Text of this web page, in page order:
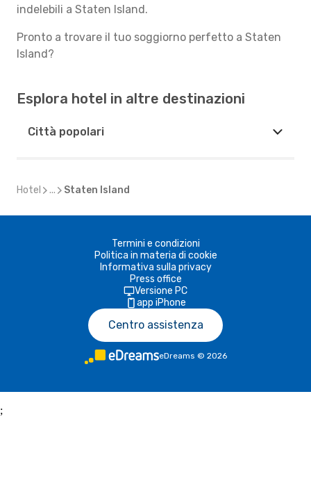
indelebili a Staten Island.
Pronto a trovare il tuo soggiorno perfetto a Staten
Island?
Esplora hotel in altre destinazioni
Città popolari
Hotel ... Staten Island
Termini e condizioni
Politica in materia di cookie
Informativa sulla privacy
Press office
Versione PC
app iPhone
Centro assistenza
eDreams © 2026
;